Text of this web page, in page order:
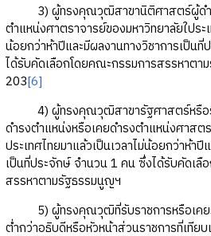
3) ผู้ทรงคุณวุฒิสาขานิติศาสตร์ผู้ดำร
ตำแหน่งศาตราจารย์ของมหาวิทยาลัยใประ
น้อยกว่าห้าปีและมีผลงานทางวิชาการเป็น
ได้รับคัดเลือกโดยคณะกรรมการสรรหาตา
203[6]
4) ผู้ทรงคุณวุฒิสาขารัฐศาสตร์หรือ
ดำรงตำแหน่งหรือเคยดำรงตำแหน่งศาสต
ประเทศไทยมาแล้วเป็นเวลาไม่น้อยกว่าห้าปี
เป็นที่ประจักษ์ จำนวน 1 คน ซึ่งได้รับคัดเลื
สรรหาตามรัฐธรรมนูญฯ
5) ผู้ทรงคุณวุฒิที่รับราชการหรือเคยรั
ต่ำกว่าอธิบดีหรือหัวหน้าส่วนราชการที่เทีย